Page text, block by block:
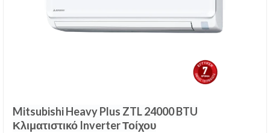
Mitsubishi Heavy Plus ZTL 24000 BTU
Κλιματιστικό Inverter Τοίχου